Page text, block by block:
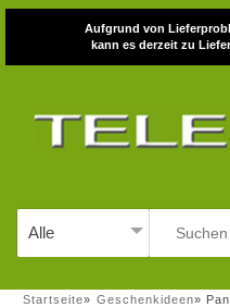
Aufgrund von
kann es derzeit zu
Startseite» Geschenkideen»